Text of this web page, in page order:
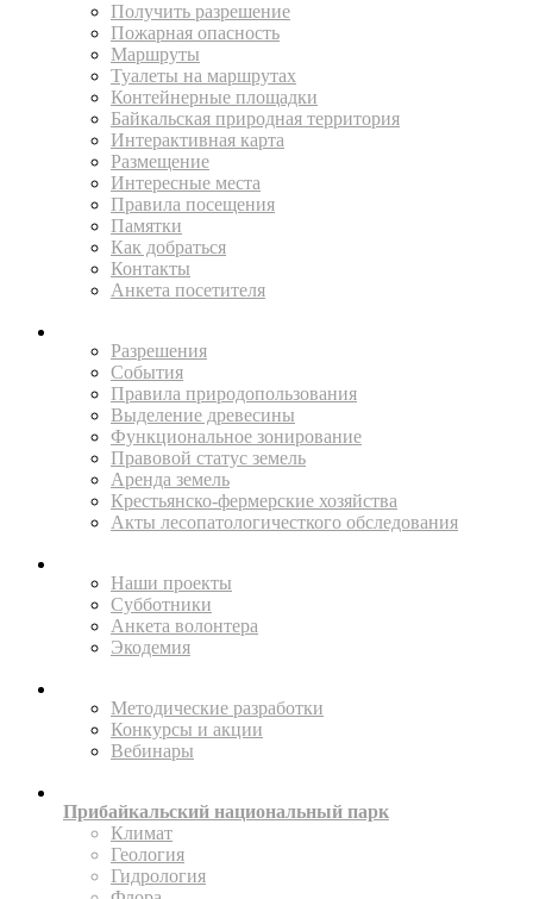
Получить разрешение
Пожарная опасность
Маршруты
Туалеты на маршрутах
Контейнерные площадки
Байкальская природная территория
Интерактивная карта
Размещение
Интересные места
Правила посещения
Памятки
Как добраться
Контакты
Анкета посетителя
Разрешения
События
Правила природопользования
Выделение древесины
Функциональное зонирование
Правовой статус земель
Аренда земель
Крестьянско-фермерские хозяйства
Акты лесопатологичесткого обследования
Наши проекты
Субботники
Анкета волонтера
Экодемия
Методические разработки
Конкурсы и акции
Вебинары
Прибайкальский национальный парк
Климат
Геология
Гидрология